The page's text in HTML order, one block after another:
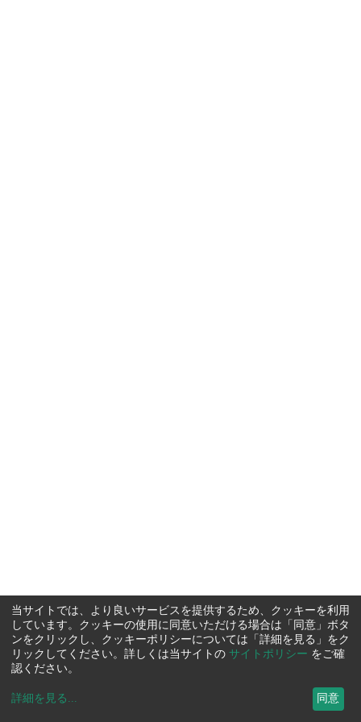
当サイトでは、より良いサービスを提供するため、クッキーを利用
しています。クッキーの使用に同意いただける場合は「同意」ボタ
ンをクリックし、クッキーポリシーについては「詳細を見る」をク
リックしてください。詳しくは当サイトの サイトポリシー をご確
認ください。
詳細を見る ... 同意